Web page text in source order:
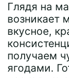
Глядя на
возникает
вкусное,
получаем
ягодами.